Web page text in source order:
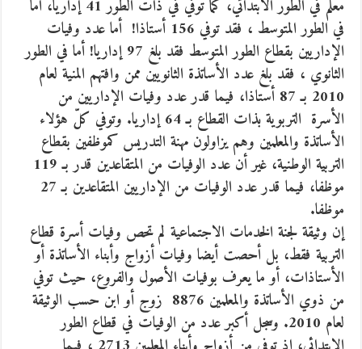
معلم في الطور الابتدائي، كما توفي في ذات الطور 41 إداريا، أما
في الطور المتوسط ، فقد توفي 156 أستاذا! أما عدد وفيات
الإداريين بقطاع الطور المتوسط فقد بلغ 97 إداريا! أما في الطور
الثانوي ، فقد بلغ عدد الأساتذة الثانويين ممن وافتهم المنية لعام
2010 بـ 87 أستاذا، فيما قدر عدد وفيات الإداريين من
الأسرة التربوية بذات القطاع بـ 64 إداريا. وتوفي كلّ هؤلاء
الأساتذة والمعلمين وهم يزاولون مهنة التدريس كموظفين بقطاع
التربية الوطنية، غير أن عدد الوفيات من المتقاعدين قدر بـ 119
موظفا، فيما قدر عدد الوفيات من الإداريين المتقاعدين بـ 27
موظفا.
إن وثيقة لجنة الخدمات الاجتماعية لم تحص وفيات أسرة قطاع
التربية فقط، بل أحصت أيضا وفيات أزواج وأبناء الأساتذة أو
الأستاذات، أو ما يعرف بوفيات الأصول والفروع، حيث توفي
من ذوي الأساتذة والمعلمين 8876 زوج أو ابن حسب الوثيقة
لعام 2010. وسجل أكبر عدد من الوفيات في قطاع الطور